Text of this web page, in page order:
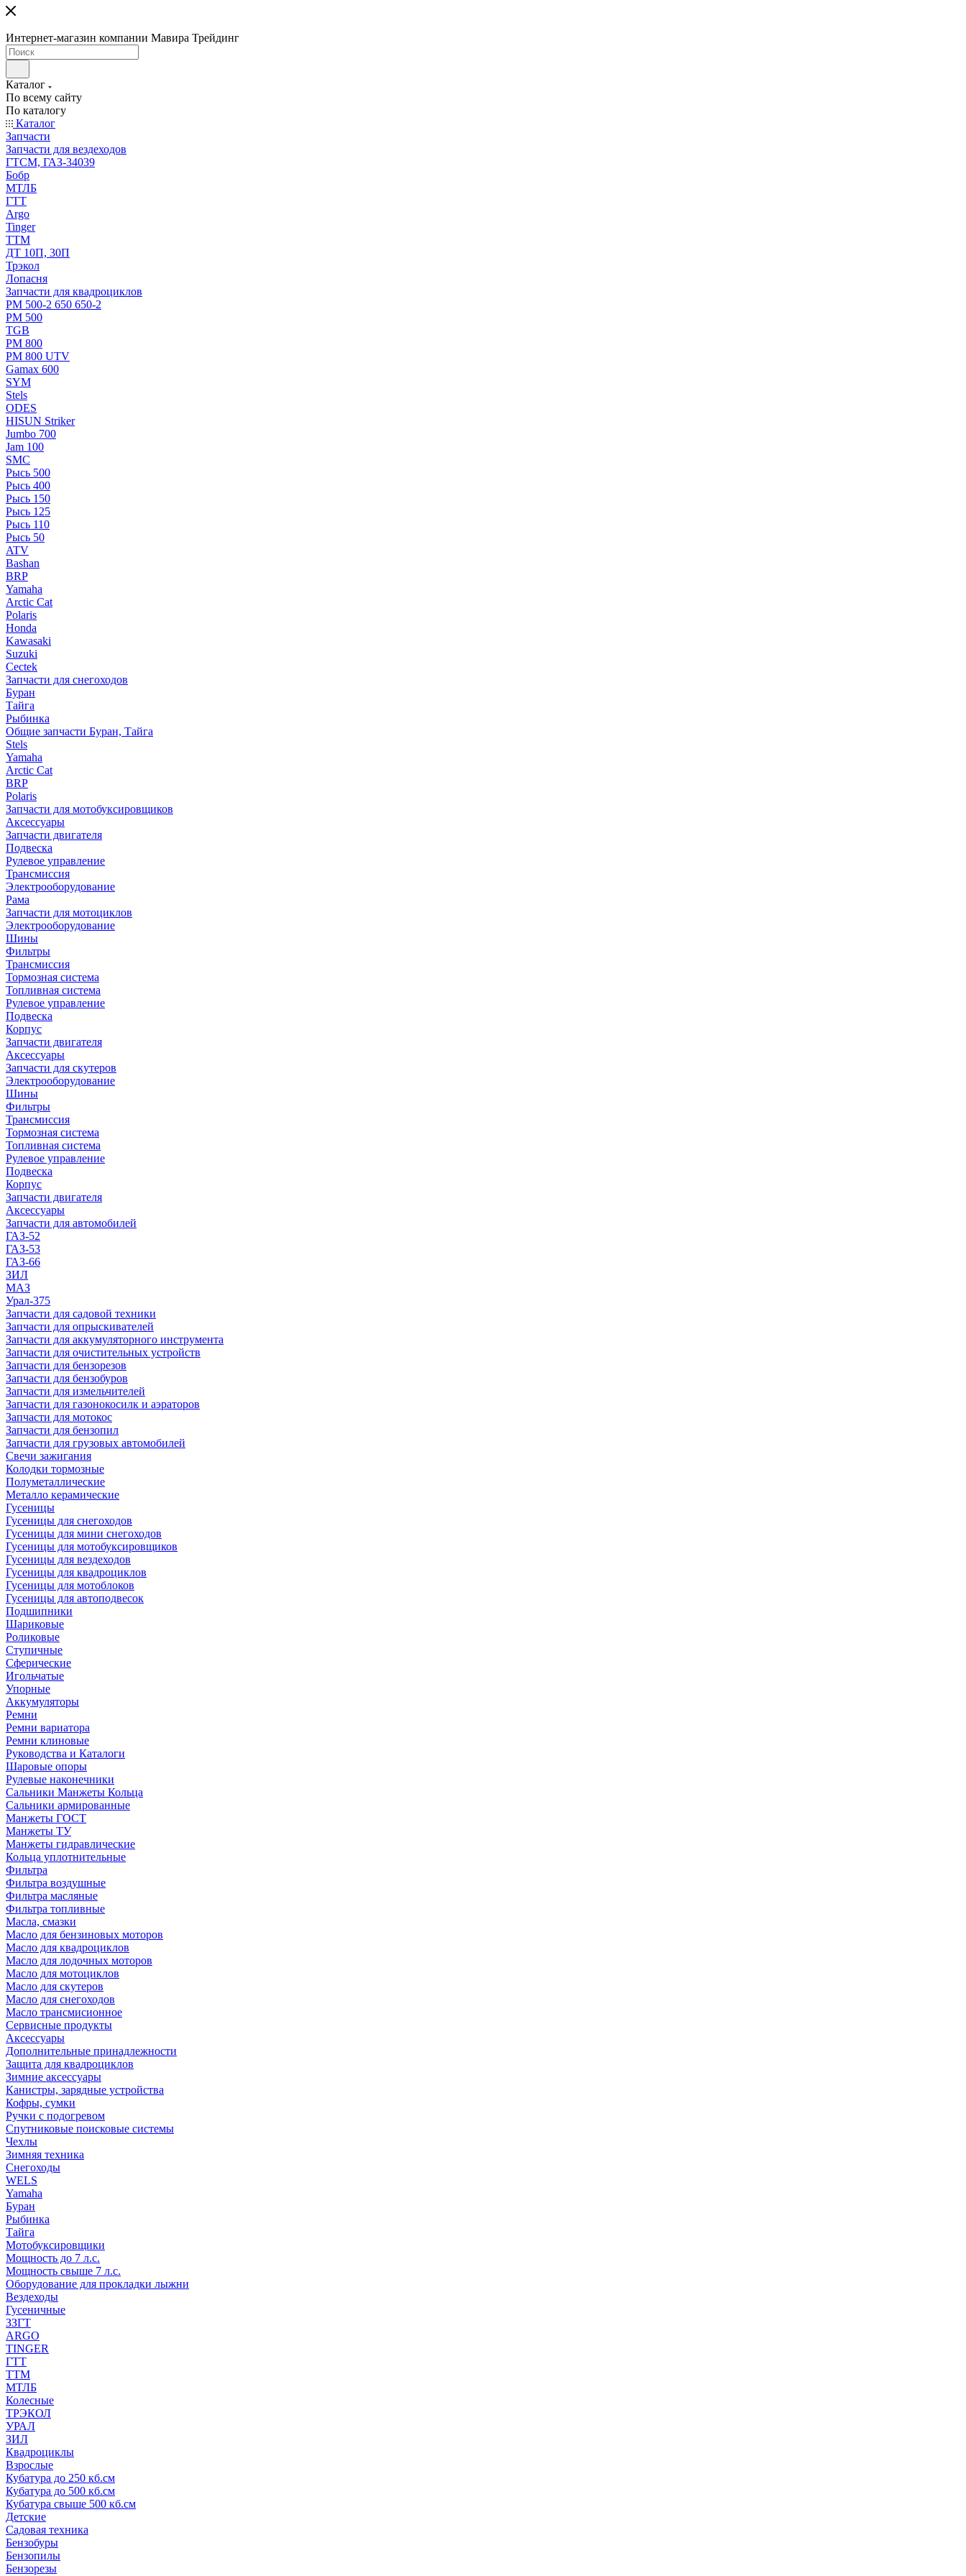
Интернет-магазин компании Мавира Трейдинг
Каталог
По всему сайту
По каталогу
Каталог
Запчасти
Запчасти для вездеходов
ГТСМ, ГАЗ-34039
Бобр
МТЛБ
ГТТ
Argo
Tinger
ТТМ
ДТ 10П, 30П
Трэкол
Лопасня
Запчасти для квадроциклов
РМ 500-2 650 650-2
РМ 500
TGB
РМ 800
РМ 800 UTV
Gamax 600
SYM
Stels
ОDЕS
HISUN Striker
Jumbo 700
Jam 100
SMC
Рысь 500
Рысь 400
Рысь 150
Рысь 125
Рысь 110
Рысь 50
ATV
Bashan
BRP
Yamaha
Arctic Cat
Polaris
Honda
Kawasaki
Suzuki
Cectek
Запчасти для снегоходов
Буран
Тайга
Рыбинка
Общие запчасти Буран, Тайга
Stels
Yamaha
Arctic Cat
BRP
Polaris
Запчасти для мотобуксировщиков
Аксессуары
Запчасти двигателя
Подвеска
Рулевое управление
Трансмиссия
Электрооборудование
Рама
Запчасти для мотоциклов
Электрооборудование
Шины
Фильтры
Трансмиссия
Тормозная система
Топливная система
Рулевое управление
Подвеска
Корпус
Запчасти двигателя
Аксессуары
Запчасти для скутеров
Электрооборудование
Шины
Фильтры
Трансмиссия
Тормозная система
Топливная система
Рулевое управление
Подвеска
Корпус
Запчасти двигателя
Аксессуары
Запчасти для автомобилей
ГАЗ-52
ГАЗ-53
ГАЗ-66
ЗИЛ
МАЗ
Урал-375
Запчасти для садовой техники
Запчасти для опрыскивателей
Запчасти для аккумуляторного инструмента
Запчасти для очистительных устройств
Запчасти для бензорезов
Запчасти для бензобуров
Запчасти для измельчителей
Запчасти для газонокосилк и аэраторов
Запчасти для мотокос
Запчасти для бензопил
Запчасти для грузовых автомобилей
Свечи зажигания
Колодки тормозные
Полуметаллические
Металло керамические
Гусеницы
Гусеницы для снегоходов
Гусеницы для мини снегоходов
Гусеницы для мотобуксировщиков
Гусеницы для вездеходов
Гусеницы для квадроциклов
Гусеницы для мотоблоков
Гусеницы для автоподвесок
Подшипники
Шариковые
Роликовые
Ступичные
Сферические
Игольчатые
Упорные
Аккумуляторы
Ремни
Ремни вариатора
Ремни клиновые
Руководства и Каталоги
Шаровые опоры
Рулевые наконечники
Сальники Манжеты Кольца
Сальники армированные
Манжеты ГОСТ
Манжеты ТУ
Манжеты гидравлические
Кольца уплотнительные
Фильтра
Фильтра воздушные
Фильтра масляные
Фильтра топливные
Масла, смазки
Масло для бензиновых моторов
Масло для квадроциклов
Масло для лодочных моторов
Масло для мотоциклов
Масло для скутеров
Масло для снегоходов
Масло трансмисионное
Сервисные продукты
Аксессуары
Дополнительные принадлежности
Защита для квадроциклов
Зимние аксессуары
Канистры, зарядные устройства
Кофры, сумки
Ручки с подогревом
Спутниковые поисковые системы
Чехлы
Зимняя техника
Снегоходы
WELS
Yamaha
Буран
Рыбинка
Тайга
Мотобуксировщики
Мощность до 7 л.с.
Мощность свыше 7 л.с.
Оборудование для прокладки лыжни
Вездеходы
Гусеничные
ЗЗГТ
ARGO
TINGER
ГТТ
ТТМ
МТЛБ
Колесные
ТРЭКОЛ
УРАЛ
ЗИЛ
Квадроциклы
Взрослые
Кубатура до 250 кб.см
Кубатура до 500 кб.см
Кубатура свыше 500 кб.см
Детские
Садовая техника
Бензобуры
Бензопилы
Бензорезы